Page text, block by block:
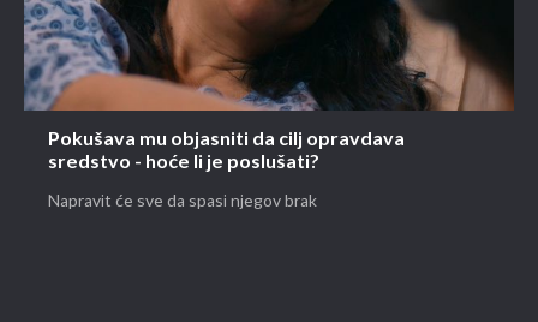
Pokušava mu objasniti da cilj opravdava
sredstvo - hoće li je poslušati?
Napravit će sve da spasi njegov brak